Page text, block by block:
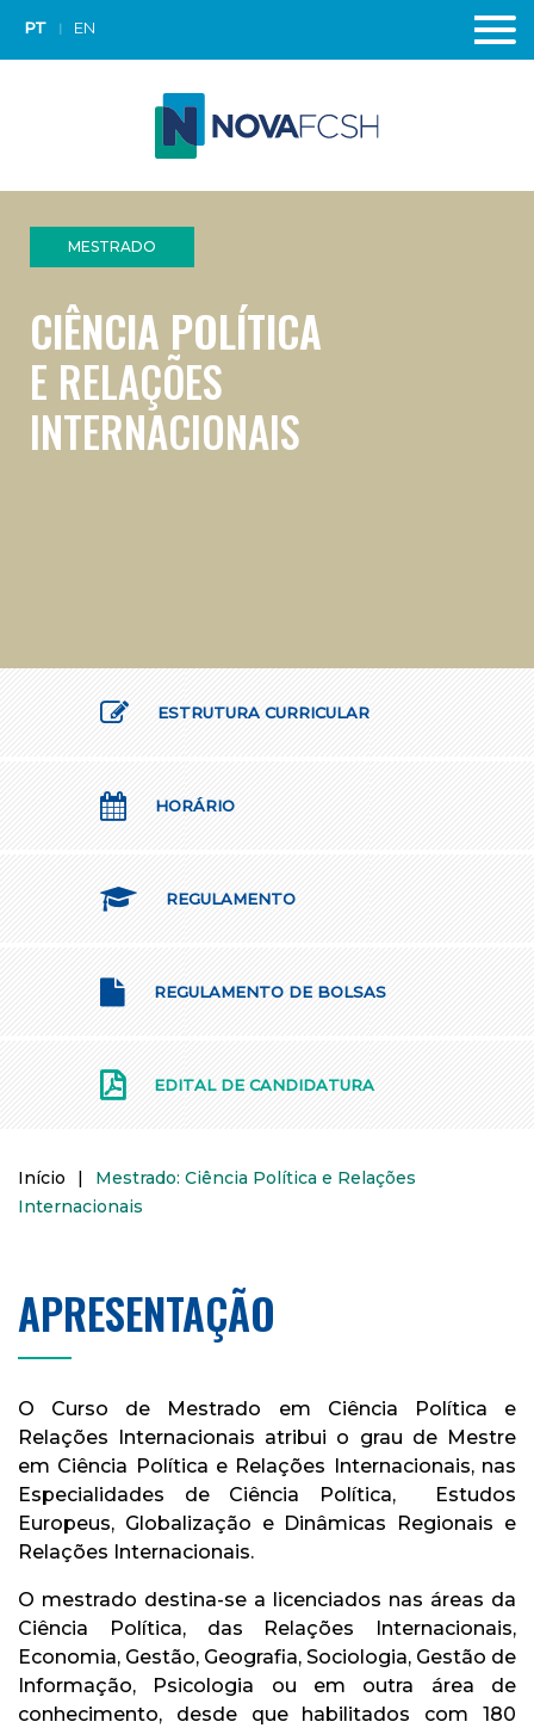
PT EN
MESTRADO
CIÊNCIA POLÍTICA
E RELAÇÕES
INTERNACIONAIS
ESTRUTURA CURRICULAR
HORÁRIO
REGULAMENTO
REGULAMENTO DE BOLSAS
EDITAL DE CANDIDATURA
Início |
Mestrado: Ciência Política e Relações
Internacionais
APRESENTAÇÃO
O Curso de Mestrado em Ciência Política e
Relações Internacionais atribui o grau de Mestre
em Ciência Política e Relações Internacionais, nas
Especialidades de Ciência Política, Estudos
Europeus, Globalização e Dinâmicas Regionais e
Relações Internacionais.
O mestrado destina-se a licenciados nas áreas da
Ciência Política, das Relações Internacionais,
Economia, Gestão, Geografia, Sociologia, Gestão de
Informação, Psicologia ou em outra área de
conhecimento, desde que habilitados com 180